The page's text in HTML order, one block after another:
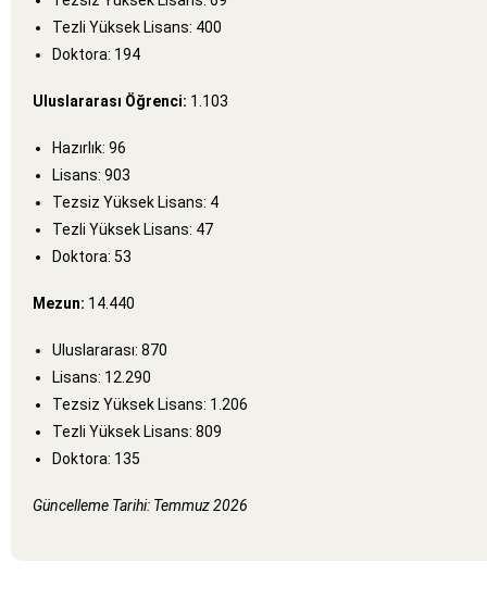
Tezli Yüksek Lisans: 400
Doktora: 194
Uluslararası Öğrenci: 1.103
Hazırlık: 96
Lisans: 903
Tezsiz Yüksek Lisans: 4
Tezli Yüksek Lisans: 47
Doktora: 53
Mezun: 14.440
Uluslararası: 870
Lisans: 12.290
Tezsiz Yüksek Lisans: 1.206
Tezli Yüksek Lisans: 809
Doktora: 135
Güncelleme Tarihi: Temmuz 2026